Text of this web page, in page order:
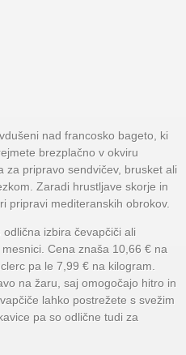
nad francosko bageto, ki
brezplačno v okviru
za pripravo sendvičev, brusket ali
Zaradi hrustljave skorje in
pripravi mediteranskih obrokov.
izbira čevapčiči ali
Cena znaša 10,66 € na
pa le 7,99 € na kilogram.
na žaru, saj omogočajo hitro in
lahko postrežete s svežim
pa so odlične tudi za